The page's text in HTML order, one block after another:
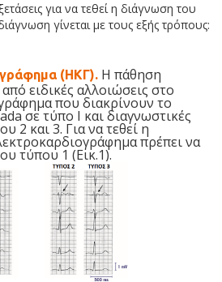
για να τεθεί η διάγνωση του
γίνεται με τους εξής τρόπους:
(ΗΚΓ). Η πάθηση
ειδικές αλλοιώσεις στο
που διακρίνουν το
σε τύπο Ι και διαγνωστικές
2 και 3. Για να τεθεί η
πρέπει να
τύπου 1 (Εικ.1).